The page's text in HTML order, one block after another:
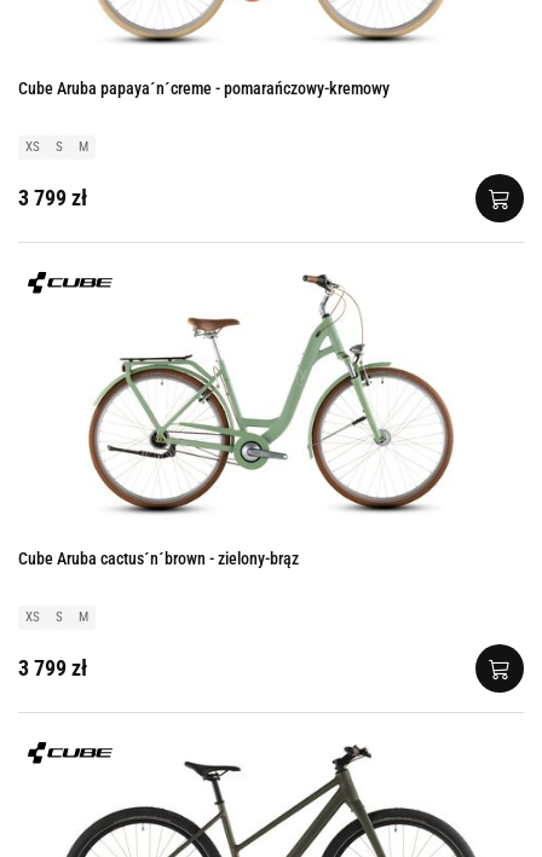
Cube Aruba papaya´n´creme - pomarańczowy-kremowy
XS S M
3 799 zł
Cube Aruba cactus´n´brown - zielony-brąz
XS S M
3 799 zł